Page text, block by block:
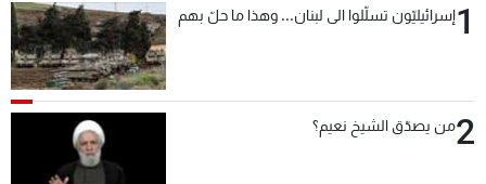
1إسرائيليّون تسلّلوا الى لبنان... وهذا ما حلّ بهم
2من يصدّق الشيخ نعيم؟